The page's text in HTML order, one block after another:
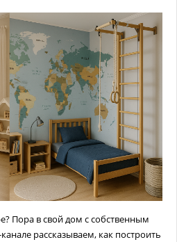
Пора в свой дом с собственным
рассказываем, как построить